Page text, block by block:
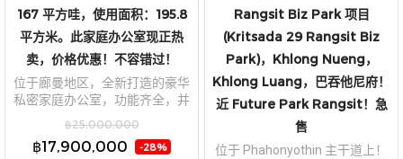
167 平方哇，使用面积：195.8
平方米。此家庭办公室现正热
卖，价格优惠！不容错过！
位于廊曼地区，全新打造的豪华
私密家庭办公室，功能齐全，并
167 平方哇，使用面积：195.8
平方米。此家庭办公室现正热
฿25,000,000
฿17,900,000 -28%
Rangsit Biz Park 项目
(Kritsada 29 Rangsit Biz
Park)，Khlong Nueng，
Khlong Luang，巴吞他尼府！
近 Future Park Rangsit！急
售
位于 Phahonyothin 主干道上！